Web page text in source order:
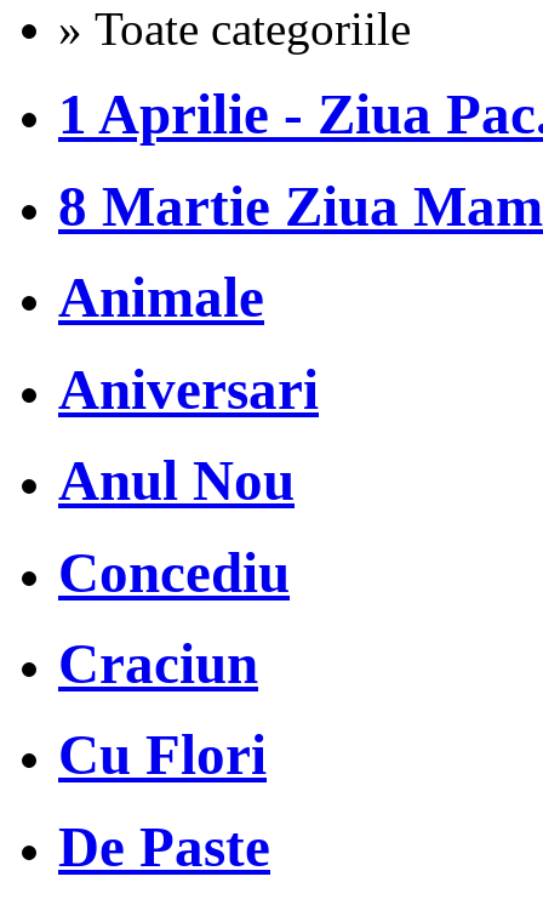
» Toate categoriile
1 Aprilie - Ziua
8 Martie Ziua
Animale
Aniversari
Anul Nou
Concediu
Craciun
Cu Flori
De Paste